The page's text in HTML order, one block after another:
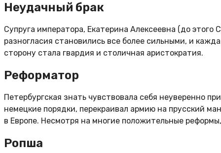
Неудачный брак
Супруга императора, Екатерина Алексеевна (до
разногласия становились все более сильными, и
сторону стала гвардия и столичная аристократия.
Реформатор
Петербургская знать чувствовала себя неуверенно
немецкие порядки, перекраивал армию на прусский
в Европе. Несмотря на многие положительные
Ропша